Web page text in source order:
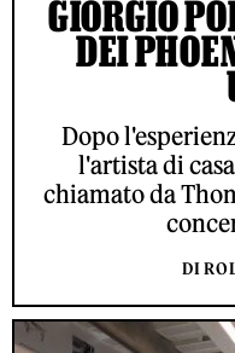
GIORGIO
DEI
Dopo
l'artista di
chiamato da
DI